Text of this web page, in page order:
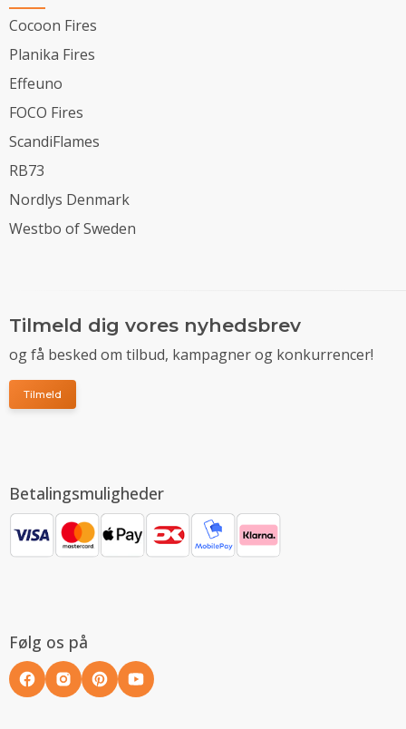
Cocoon Fires
Planika Fires
Effeuno
FOCO Fires
ScandiFlames
RB73
Nordlys Denmark
Westbo of Sweden
Tilmeld dig vores nyhedsbrev
og få besked om tilbud, kampagner og konkurrencer!
Tilmeld
Betalingsmuligheder
Følg os på